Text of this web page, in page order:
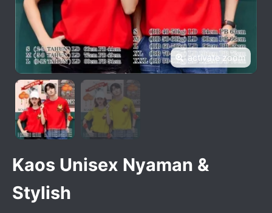
activate zoom
Kaos Unisex Nyaman &
Stylish